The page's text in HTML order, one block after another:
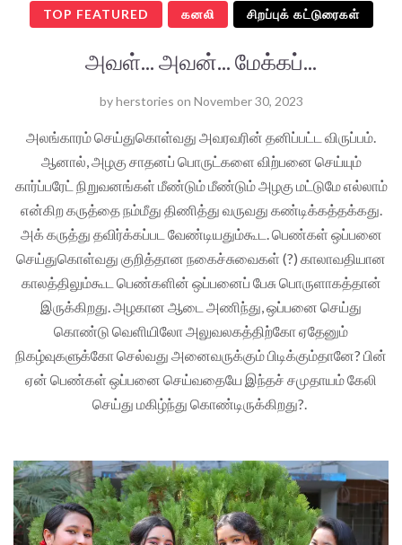
TOP FEATURED கனலி சிறப்புக் கட்டுரைகள்
அவள்... அவன்... மேக்கப்...
byherstories on November 30, 2023
அலங்காரம் செய்துகொள்வது அவரவரின் தனிப்பட்ட விருப்பம்.
ஆனால், அழகு சாதனப் பொருட்களை விற்பனை செய்யும்
கார்ப்பரேட் நிறுவனங்கள் மீண்டும் மீண்டும் அழகு மட்டுமே எல்லாம்
என்கிற கருத்தை நம்மீது திணித்து வருவது கண்டிக்கத்தக்கது.
அக் கருத்து தவிர்க்கப்பட வேண்டியதும்கூட. பெண்கள் ஒப்பனை
செய்துகொள்வது குறித்தான நகைச்சுவைகள் (?) காலாவதியான
காலத்திலும்கூட பெண்களின் ஒப்பனைப் பேசு பொருளாகத்தான்
இருக்கிறது. அழகான ஆடை அணிந்து, ஒப்பனை செய்து
கொண்டு வெளியிலோ அலுவலகத்திற்கோ ஏதேனும்
நிகழ்வுகளுக்கோ செல்வது அனைவருக்கும் பிடிக்கும்தானே? பின்
ஏன் பெண்கள் ஒப்பனை செய்வதையே இந்தச் சமுதாயம் கேலி
செய்து மகிழ்ந்து கொண்டிருக்கிறது?.